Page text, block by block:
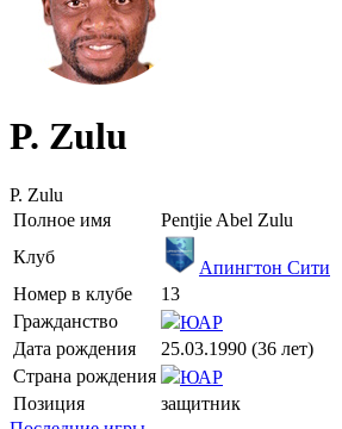
P. Zulu
P. Zulu
Полное имя
Pentjie Abel Zulu
Клуб
Апингтон Сити
Номер в клубе
13
Гражданство
ЮАР
Дата рождения
25.03.1990 (36 лет)
Страна рождения
ЮАР
Позиция
защитник